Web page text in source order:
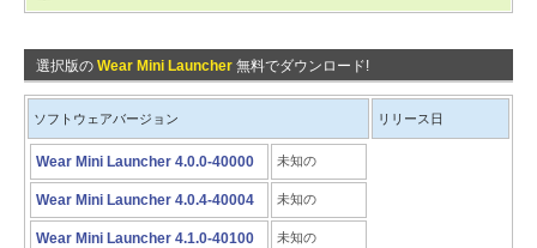
選択版の Wear Mini Launcher 無料でダウンロード!
ソフトウェアバージョン リリース日
Wear Mini Launcher 4.0.0-40000 未知の
Wear Mini Launcher 4.0.4-40004 未知の
Wear Mini Launcher 4.1.0-40100 未知の